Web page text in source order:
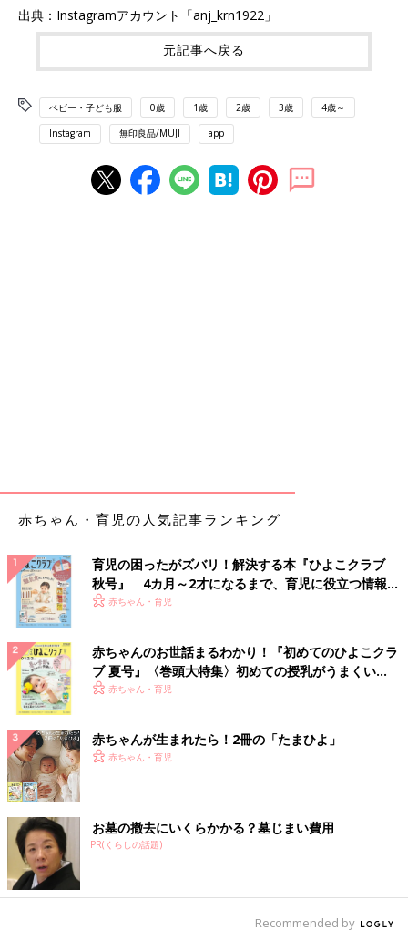
出典：Instagramアカウント「anj_krn1922」
元記事へ戻る
ベビー・子ども服 0歳 1歳 2歳 3歳 4歳～
Instagram 無印良品/MUJI app
赤ちゃん・育児の人気記事ランキング
育児の困ったがズバリ！解決する本『ひよこクラブ
秋号』 4カ月～2才になるまで、育児に役立つ情報が
いっぱい！
赤ちゃん・育児
赤ちゃんのお世話まるわかり！『初めてのひよこクラ
ブ 夏号』〈巻頭大特集〉初めての授乳がうまくい
く！ おっぱい・ミルクの基本と夏のトラブル 解決テ
赤ちゃん・育児
赤ちゃんが生まれたら！2冊の「たまひよ」
赤ちゃん・育児
お墓の撤去にいくらかかる？墓じまい費用
PR(くらしの話題)
Recommended by